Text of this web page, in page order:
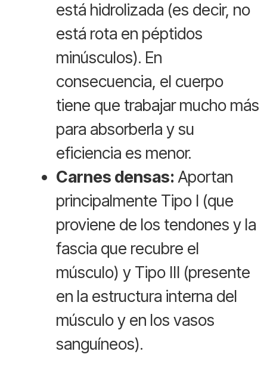
está hidrolizada (es decir, no
está rota en péptidos
minúsculos). En
consecuencia, el cuerpo
tiene que trabajar mucho más
para absorberla y su
eficiencia es menor.
Carnes densas:Aportan
principalmente Tipo I (que
proviene de los tendones y la
fascia que recubre el
músculo) y Tipo III (presente
en la estructura interna del
músculo y en los vasos
sanguíneos).